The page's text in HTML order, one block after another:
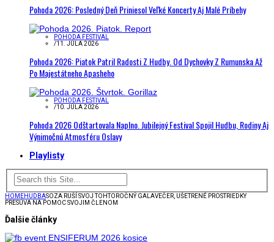
Pohoda 2026: Posledný Deň Priniesol Veľké Koncerty Aj Malé Príbehy
POHODA FESTIVAL
/11. JÚLA 2026
Pohoda 2026: Piatok Patril Radosti Z Hudby. Od Dychovky Z Rumunska Až
Po Majestátneho Apasheho
POHODA FESTIVAL
/10. JÚLA 2026
Pohoda 2026 Odštartovala Naplno. Jubilejný Festival Spojil Hudbu, Rodiny Aj
Výnimočnú Atmosféru Oslavy
Playlisty
HOMEHUDBASOZA RUŠÍ SVOJ TOHTOROČNÝ GALAVEČER, UŠETRENÉ PROSTRIEDKY
PRESÚVA NA POMOC SVOJIM ČLENOM
Ďalšie články